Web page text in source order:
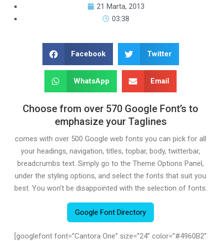
21 Marta, 2013
03:38
Facebook Twitter
WhatsApp Email
Choose from over 570 Google Font’s to
emphasize your Taglines
comes with over 500 Google web fonts you can pick for all
your headings, navigation, titles, topbar, body, twitterbar,
breadcrumbs text. Simply go to the Theme Options Panel,
under the styling options, and select the fonts that suit you
best. You won’t be disappointed with the selection of fonts.
Google Font Directory
[googlefont font=”Cantora One” size=”24” color=”#4960B2”